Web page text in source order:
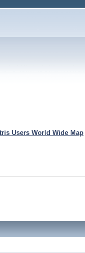
Users World Wide Map